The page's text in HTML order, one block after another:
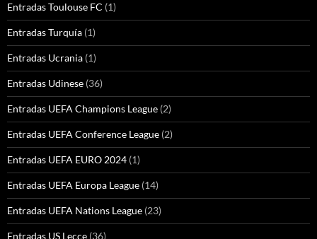
Entradas Toulouse FC (1)
Entradas Turquía (1)
Entradas Ucrania (1)
Entradas Udinese (36)
Entradas UEFA Champions League (2)
Entradas UEFA Conference League (2)
Entradas UEFA EURO 2024 (1)
Entradas UEFA Europa League (14)
Entradas UEFA Nations League (23)
Entradas US Lecce (36)